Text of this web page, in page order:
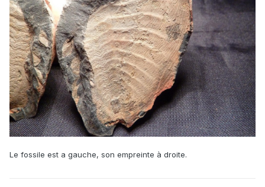
Le fossile est a gauche, son empreinte à droite.